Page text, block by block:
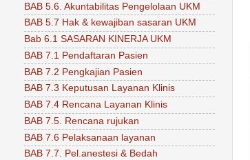
BAB 5.6. Akuntabilitas Pengelolaan UKM
BAB 5.7 Hak & kewajiban sasaran UKM
Bab 6.1 SASARAN KINERJA UKM
BAB 7.1 Pendaftaran Pasien
BAB 7.2 Pengkajian Pasien
BAB 7.3 Keputusan Layanan Klinis
BAB 7.4 Rencana Layanan Klinis
BAB 7.5. Rencana rujukan
BAB 7.6 Pelaksanaan layanan
BAB 7.7. Pel.anestesi & Bedah